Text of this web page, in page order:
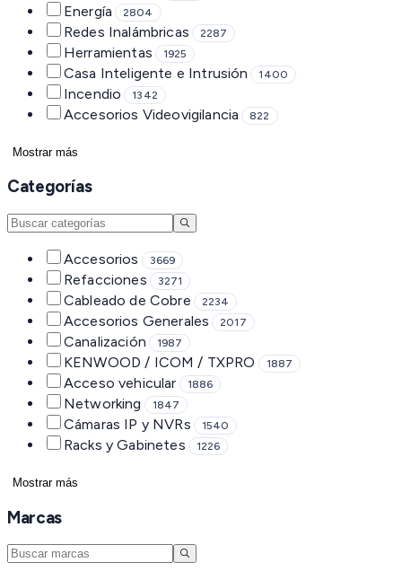
Energía 2804
Redes Inalámbricas 2287
Herramientas 1925
Casa Inteligente e Intrusión 1400
Incendio 1342
Accesorios Videovigilancia 822
Mostrar más
Categorías
Accesorios 3669
Refacciones 3271
Cableado de Cobre 2234
Accesorios Generales 2017
Canalización 1987
KENWOOD / ICOM / TXPRO 1887
Acceso vehicular 1886
Networking 1847
Cámaras IP y NVRs 1540
Racks y Gabinetes 1226
Mostrar más
Marcas